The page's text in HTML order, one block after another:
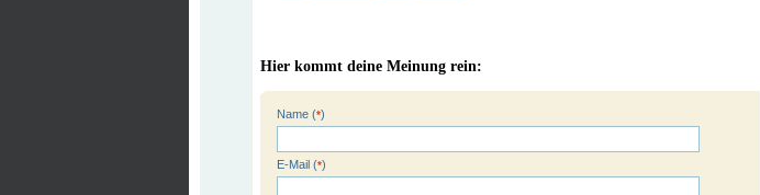
Hier kommt deine Meinung rein:
Name (*)
E-Mail (*)